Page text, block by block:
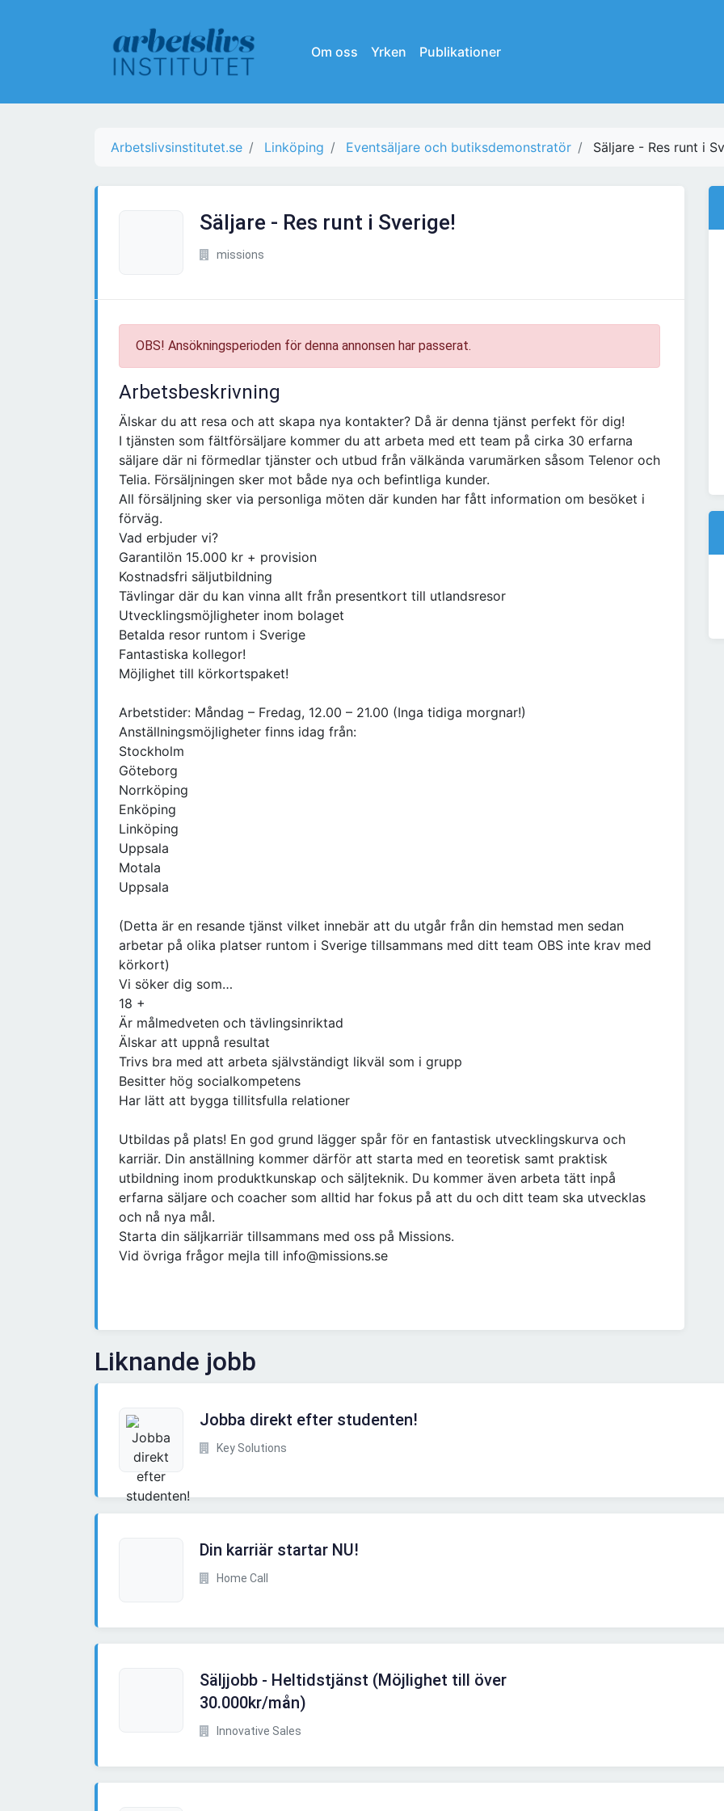
Om oss Yrken Publikationer
Arbetslivsinstitutet.se Linköping Eventsäljare och butiksdemonstratör Säljare - Res runt i
Säljare - Res runt i Sverige!
missions
OBS! Ansökningsperioden för denna annonsen har passerat.
Arbetsbeskrivning
Älskar du att resa och att skapa nya kontakter? Då är denna tjänst perfekt för dig!
I tjänsten som fältförsäljare kommer du att arbeta med ett team på cirka 30 erfarna
säljare där ni förmedlar tjänster och utbud från välkända varumärken såsom Telenor och
Telia. Försäljningen sker mot både nya och befintliga kunder.
All försäljning sker via personliga möten där kunden har fått information om besöket i
förväg.
Vad erbjuder vi?
Garantilön 15.000 kr + provision
Kostnadsfri säljutbildning
Tävlingar där du kan vinna allt från presentkort till utlandsresor
Utvecklingsmöjligheter inom bolaget
Betalda resor runtom i Sverige
Fantastiska kollegor!
Möjlighet till körkortspaket!
Arbetstider: Måndag – Fredag, 12.00 – 21.00 (Inga tidiga morgnar!)
Anställningsmöjligheter finns idag från:
Stockholm
Göteborg
Norrköping
Enköping
Linköping
Uppsala
Motala
Uppsala
(Detta är en resande tjänst vilket innebär att du utgår från din hemstad men sedan
arbetar på olika platser runtom i Sverige tillsammans med ditt team OBS inte krav med
körkort)
Vi söker dig som…
18 +
Är målmedveten och tävlingsinriktad
Älskar att uppnå resultat
Trivs bra med att arbeta självständigt likväl som i grupp
Besitter hög socialkompetens
Har lätt att bygga tillitsfulla relationer
Utbildas på plats! En god grund lägger spår för en fantastisk utvecklingskurva och
karriär. Din anställning kommer därför att starta med en teoretisk samt praktisk
utbildning inom produktkunskap och säljteknik. Du kommer även arbeta tätt inpå
erfarna säljare och coacher som alltid har fokus på att du och ditt team ska utvecklas
och nå nya mål.
Starta din säljkarriär tillsammans med oss på Missions.
Vid övriga frågor mejla till info@missions.se
Liknande jobb
Jobba direkt efter studenten!
Key Solutions
Din karriär startar NU!
Home Call
Säljjobb - Heltidstjänst (Möjlighet till över
30.000kr/mån)
Innovative Sales